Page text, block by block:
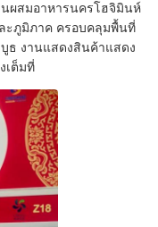
นผสมอาหารนครโฮจิมินห์
ะภูมิภาค ครอบคลุมพื้นที่
บูธ งานแสดงสินค้าแสดง
เต็มที่